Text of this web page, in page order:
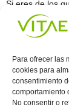
Para ofrecer las
cookies para
consentimiento
comportamiento
No consentir o
Si eres de los
que
puede traer a
severas como:
Conocenos
Vitae